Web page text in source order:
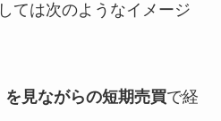
ては次のようなイメージ
見ながらの短期売買で経